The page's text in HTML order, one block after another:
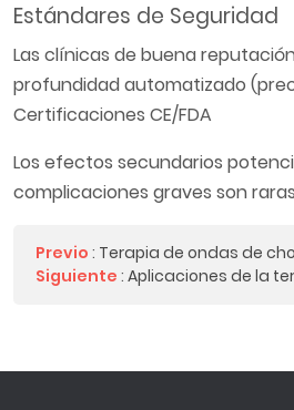
Estándares de Seguridad
Las clínicas de buena
profundidad automatizado
Certificaciones CE/FDA
Los efectos secundarios
complicaciones graves son
Previo : Terapia de ondas de
Siguiente : Aplicaciones de la